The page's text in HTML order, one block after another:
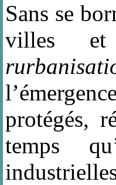
Sans se
villes et
protégés,
temps